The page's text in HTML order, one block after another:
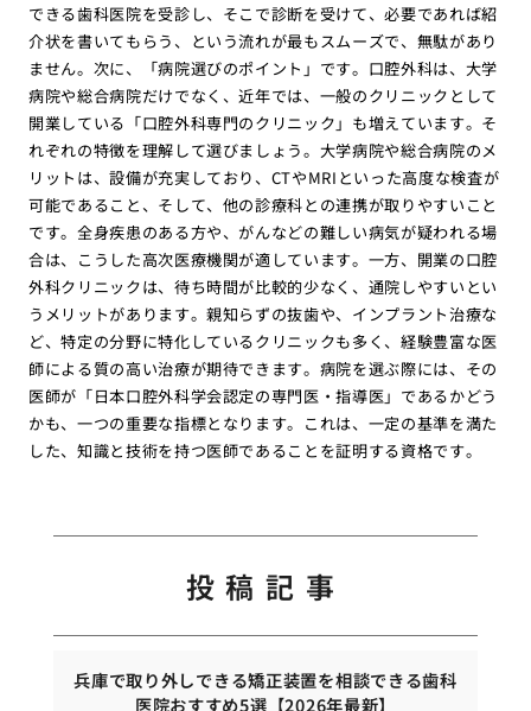
できる歯科医院を受診し、そこで診断を受けて、必要であれば紹
介状を書いてもらう、という流れが最もスムーズで、無駄があり
ません。次に、「病院選びのポイント」です。口腔外科は、大学
病院や総合病院だけでなく、近年では、一般のクリニックとして
開業している「口腔外科専門のクリニック」も増えています。そ
れぞれの特徴を理解して選びましょう。大学病院や総合病院のメ
リットは、設備が充実しており、CTやMRIといった高度な検査が
可能であること、そして、他の診療科との連携が取りやすいこと
です。全身疾患のある方や、がんなどの難しい病気が疑われる場
合は、こうした高次医療機関が適しています。一方、開業の口腔
外科クリニックは、待ち時間が比較的少なく、通院しやすいとい
うメリットがあります。親知らずの抜歯や、インプラント治療な
ど、特定の分野に特化しているクリニックも多く、経験豊富な医
師による質の高い治療が期待できます。病院を選ぶ際には、その
医師が「日本口腔外科学会認定の専門医・指導医」であるかどう
かも、一つの重要な指標となります。これは、一定の基準を満た
した、知識と技術を持つ医師であることを証明する資格です。
投稿記事
兵庫で取り外しできる矯正装置を相談できる歯科
医院おすすめ5選【2026年最新】